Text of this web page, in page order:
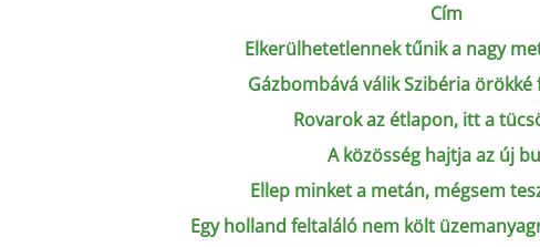
Cím
Elkerülhetetlennek tűnik a nagy
Gázbombává válik Szibéria
Rovarok az étlapon, itt a
A közösség hajtja az új
Ellep minket a metán, mégsem
Egy holland feltaláló nem költ